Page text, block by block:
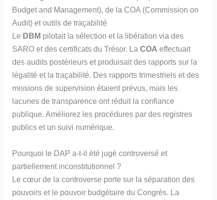
Budget and Management), de la COA (Commission on
Audit) et outils de traçabilité
Le DBM pilotait la sélection et la libération via des
SARO et des certificats du Trésor. LaCOA effectuait
des audits postérieurs et produisait des rapports sur la
légalité et la traçabilité. Des rapports trimestriels et des
missions de supervision étaient prévus, mais les
lacunes de transparence ont réduit la confiance
publique. Améliorez les procédures par des registres
publics et un suivi numérique.
Pourquoi le DAP a-t-il été jugé controversé et
partiellement inconstitutionnel ?
Le cœur de la controverse porte sur la séparation des
pouvoirs et le pouvoir budgétaire du Congrès. La